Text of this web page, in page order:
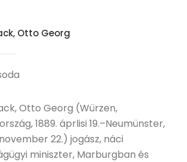
Otto Georg
Otto Georg (Würzen,
1889. áprlisi 19.–Neumünster,
22.) jogász, náci
miniszter, Marburgban és